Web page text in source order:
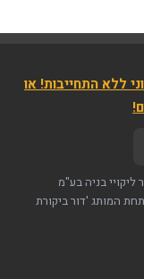
ללא התחייבות! או
בניה בע"מ
המותג 'דור ביקורת